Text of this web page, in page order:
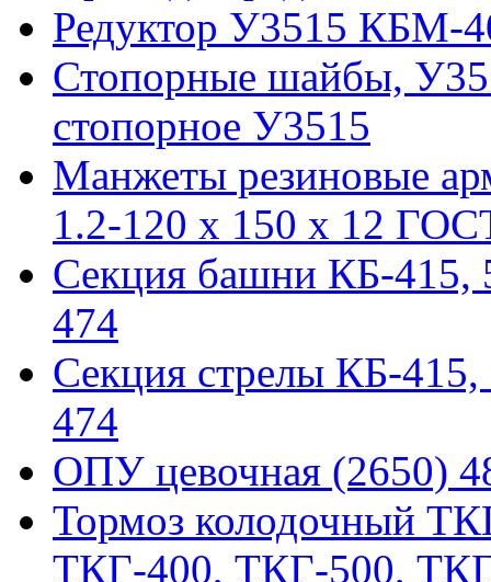
Редуктор У3515 КБМ-
Стопорные шайбы,
стопорное У3515
Манжеты резиновые
1.2-120 x 150 x 12
Секция башни КБ-415,
474
Секция стрелы КБ-
474
ОПУ цевочная (2650)
Тормоз колодочный
ТКГ-400, ТКГ-500,